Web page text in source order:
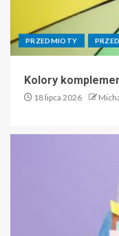
PRZEDMIOTY
Kolory
18 lipca 2026